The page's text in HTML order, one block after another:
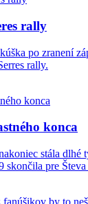
rally
po zranení
rally.
konca
stála dlhé
skončila pre